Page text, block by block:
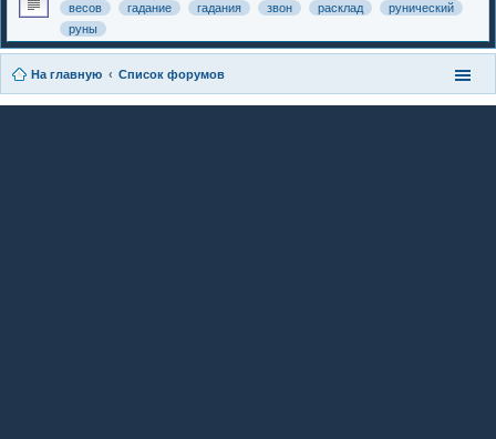
весов
гадание гадания звон расклад
рунический
руны
На главную Список форумов